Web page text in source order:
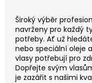
Široký výběr
navrženy pro každý
potřeby. Ať už
nebo speciální oleje
vlasy potřebují pro
Dopřejte svým
je zazářit s našimi